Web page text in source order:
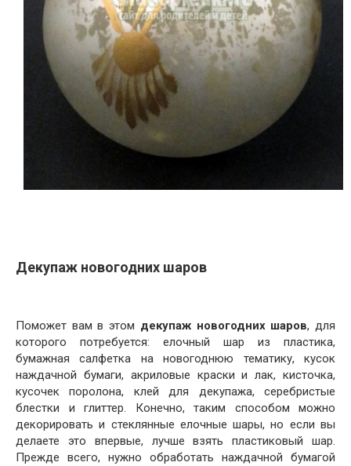
Декупаж новогодних шаров
Поможет вам в этом декупаж новогодних шаров, для
которого потребуется: елочный шар из пластика,
бумажная салфетка на новогоднюю тематику, кусок
наждачной бумаги, акриловые краски и лак, кисточка,
кусочек поролона, клей для декупажа, серебристые
блестки и глиттер. Конечно, таким способом можно
декорировать и стеклянные елочные шары, но если вы
делаете это впервые, лучше взять пластиковый шар.
Прежде всего, нужно обработать наждачной бумагой